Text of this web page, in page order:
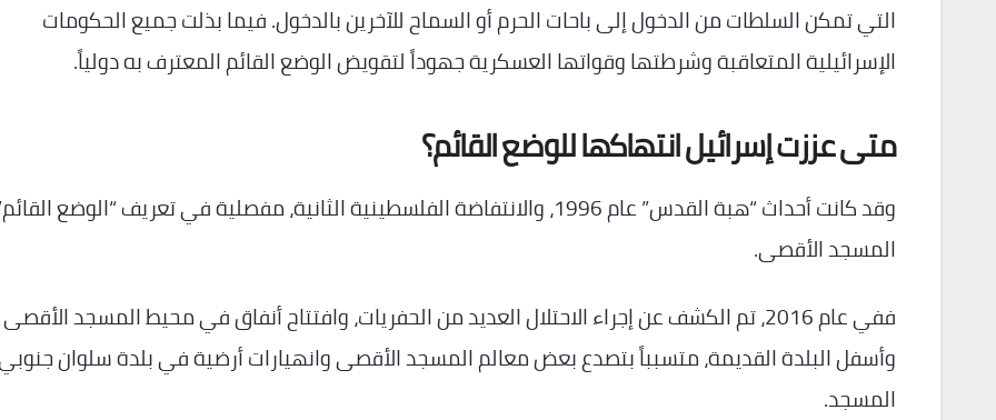
التي تمكن السلطات من الدخول إلى باحات الحرم أو السماح للآخرين بالدخول. فيما بذلت جميع الحكومات
الإسرائيلية المتعاقبة وشرطتها وقواتها العسكرية جهوداً لتقويض الوضع القائم المعترف به دولياً.
متى عززت إسرائيل انتهاكها للوضع القائم؟
وقد كانت أحداث “هبة القدس” عام 1996، والانتفاضة الفلسطينية الثانية، مفصلية في تعريف “الوضع
المسجد الأقصى.
ففي عام 2016، تم الكشف عن إجراء الاحتلال العديد من الحفريات، وافتتاح أنفاق في محيط المسجد الأقصى
وأسفل البلدة القديمة، متسبباً بتصدع بعض معالم المسجد الأقصى وانهيارات أرضية في بلدة سلوان
المسجد.